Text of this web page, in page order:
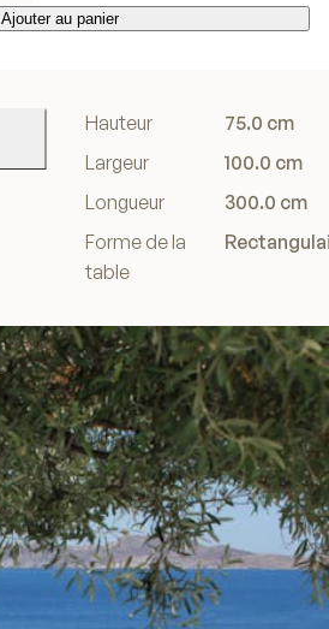
Ajouter au panier
Ajouter au panier
Hauteur
75.0 cm
Largeur
100.0 cm
Longueur
300.0 cm
Forme de la
table